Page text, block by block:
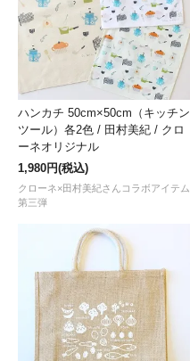
ハンカチ 50cm×50cm（キッチン
ツール）各2色 / 田村美紀 / クロ
ーネオリジナル
1,980円(税込)
クローネ×田村美紀さんコラボアイテム
第三弾